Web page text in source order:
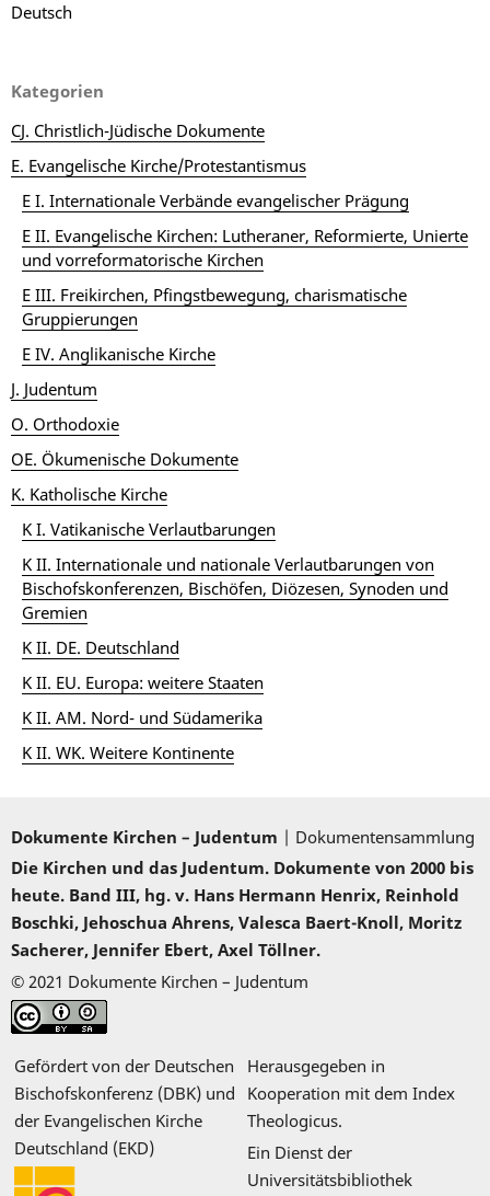
Deutsch
Kategorien
CJ. Christlich-Jüdische Dokumente
E. Evangelische Kirche/Protestantismus
E I. Internationale Verbände evangelischer Prägung
E II. Evangelische Kirchen: Lutheraner, Reformierte, Unierte
und vorreformatorische Kirchen
E III. Freikirchen, Pfingstbewegung, charismatische
Gruppierungen
E IV. Anglikanische Kirche
J. Judentum
O. Orthodoxie
OE. Ökumenische Dokumente
K. Katholische Kirche
K I. Vatikanische Verlautbarungen
K II. Internationale und nationale Verlautbarungen von
Bischofskonferenzen, Bischöfen, Diözesen, Synoden und
Gremien
K II. DE. Deutschland
K II. EU. Europa: weitere Staaten
K II. AM. Nord- und Südamerika
K II. WK. Weitere Kontinente
Dokumente Kirchen – Judentum | Dokumentensammlung
Die Kirchen und das Judentum. Dokumente von 2000 bis
heute. Band III, hg. v. Hans Hermann Henrix, Reinhold
Boschki, Jehoschua Ahrens, Valesca Baert-Knoll, Moritz
Sacherer, Jennifer Ebert, Axel Töllner.
© 2021 Dokumente Kirchen – Judentum
Gefördert von der Deutschen
Bischofskonferenz (DBK) und
der Evangelischen Kirche
Deutschland (EKD)
Herausgegeben in
Kooperation mit dem Index
Theologicus.
Ein Dienst der
Universitätsbibliothek